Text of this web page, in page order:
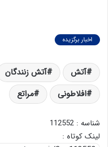
اخبار برگزیده
آتش آتش زنندگان
افلاطونی
مراتع
شناسه : 112552
لینک کوتاه :